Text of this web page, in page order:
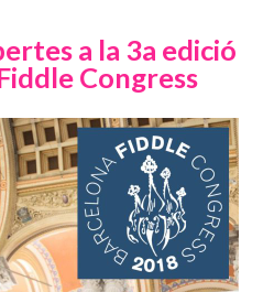
a la 3a edició
Congress